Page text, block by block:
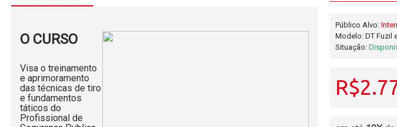
O CURSO
Visa o treinamento
e aprimoramento
das técnicas de tiro
e fundamentos
táticos do
Profissional de
Público Alvo:
Modelo:DT Fuzil
Situação: